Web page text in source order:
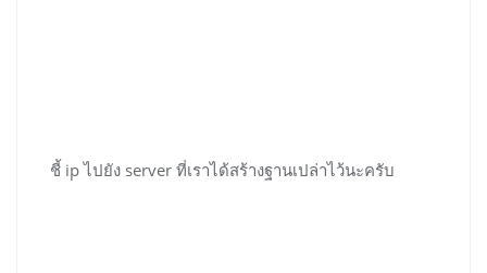
ชี้ ip ไปยัง server ที่เราได้สร้างฐานเปล่าไว้นะครับ